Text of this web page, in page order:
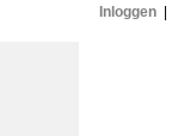
Inloggen